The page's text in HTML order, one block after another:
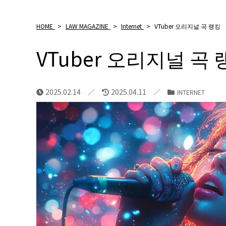
HOME > LAW MAGAZINE > Internet > VTuber 오리지널 곡 랭킹
VTuber 오리지널 곡
2025.02.14 2025.04.11 INTERNET